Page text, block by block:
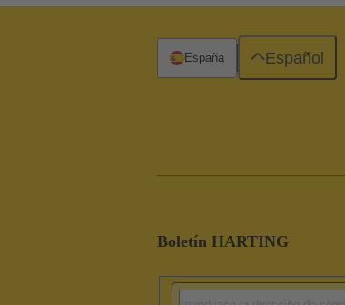
Boletín HARTING
España Español